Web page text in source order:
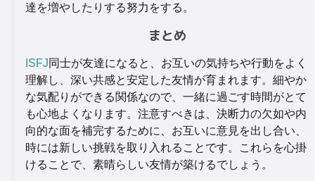
達を増やしたりする努力をする。
まとめ
ISFJ同士が友達になると、お互いの気持ちや行動をよく
理解し、深い共感と安定した友情が育まれます。細やか
な気配りができる関係なので、一緒に過ごす時間がとて
も心地よくなります。注意すべきは、決断力の欠如や内
向的な面を補完するために、お互いに意見を出し合い、
時には新しい挑戦を取り入れることです。これらを心掛
けることで、素晴らしい友情が築けるでしょう。